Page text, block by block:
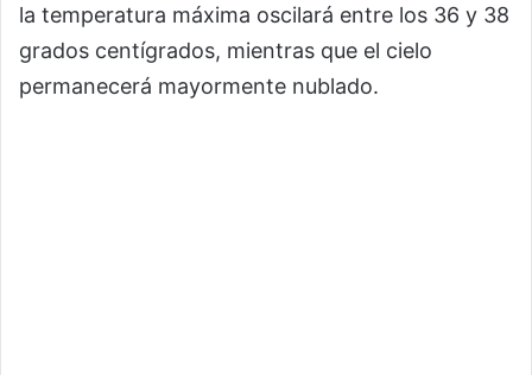
la temperatura máxima oscilará entre los 36 y 38
grados centígrados, mientras que el cielo
permanecerá mayormente nublado.